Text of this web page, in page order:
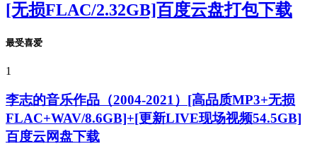
[无损FLAC/2.32GB]百度云盘打包下载
最受喜爱
1
李志的音乐作品（2004-2021）[高品质MP3+无损
FLAC+WAV/8.6GB]+[更新LIVE现场视频54.5GB]
百度云网盘下载